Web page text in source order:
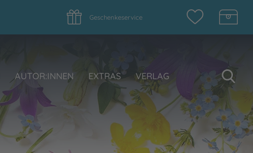
Geschenkeservice
AUTOR:INNEN EXTRAS VERLAG